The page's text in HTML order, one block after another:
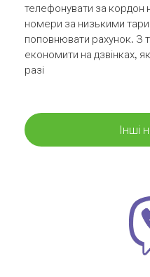
телефонувати за кордон
номери за низькими
поповнювати рахунок. З
економити на дзвінках,
разі
Інші